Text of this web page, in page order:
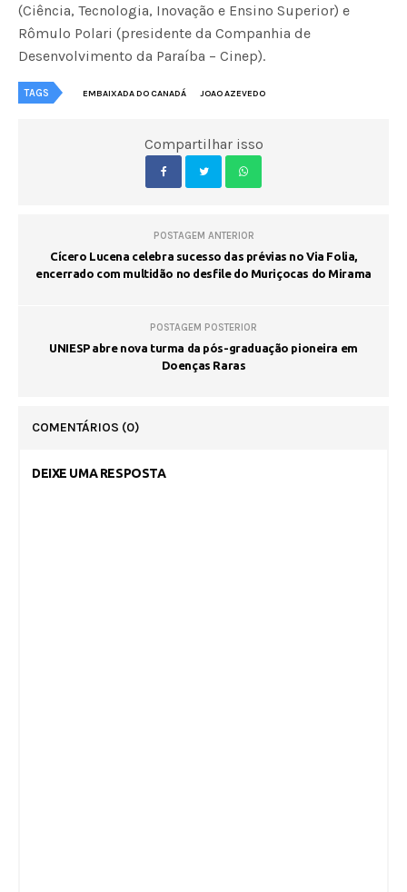
(Ciência, Tecnologia, Inovação e Ensino Superior) e
Rômulo Polari (presidente da Companhia de
Desenvolvimento da Paraíba – Cinep).
TAGS EMBAIXADA DO CANADÁ JOAO AZEVEDO
Compartilhar isso
POSTAGEM ANTERIOR
Cícero Lucena celebra sucesso das prévias no Via Folia,
encerrado com multidão no desfile do Muriçocas do Mirama
POSTAGEM POSTERIOR
UNIESP abre nova turma da pós-graduação pioneira em
Doenças Raras
COMENTÁRIOS (0)
DEIXE UMA RESPOSTA